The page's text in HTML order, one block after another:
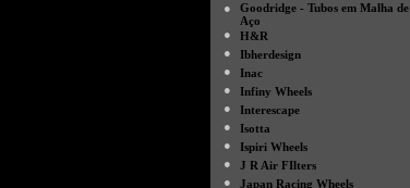
●
Goodridge - Tubos em Malha de
Aço
●
H&R
●
Ibherdesign
●
Inac
●
Infiny Wheels
●
Interescape
●
Isotta
●
Ispiri Wheels
●
J R Air FIlters
●
Japan Racing Wheels